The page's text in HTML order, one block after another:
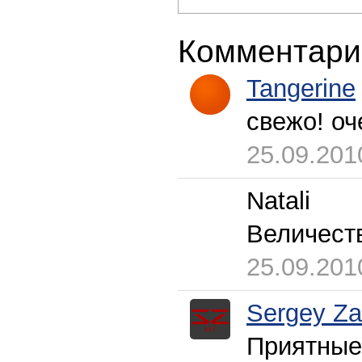
Tangerine
свежо!
Natali
Sergey